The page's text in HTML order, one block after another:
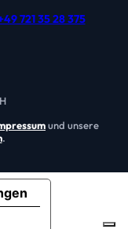
721 35 28 375
und unsere
.